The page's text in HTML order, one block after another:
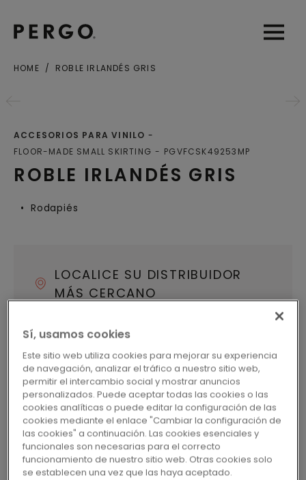
OpenOpen
HOME ROBLE IRLANDÉS GRIS
ROBLE IRLANDÉS GRIS
ACCESORIOS PARA VINILO
FLOOR-MADE SMALL SKIRTING
PGVFCSK49253MP
Rodapiés
LOCALICE SU DISTRIBUIDOR
MÁS CERCANO
BUSCAR
Sí, usamos cookies
Este sitio web utiliza cookies para mejorar su experiencia
de navegación, analizar el tráfico a nuestro sitio web,
permitir el intercambio social y mostrar anuncios
personalizados. Puede aceptar todas las cookies o las
cookies analíticas o puede editar la configuración de las
cookies mediante el enlace "Cambiar la configuración de
las cookies" a continuación. Las cookies esenciales y
funcionales son necesarias para el correcto
funcionamiento de nuestro sitio web. Otras cookies solo
se establecen una vez que las haya aceptado.